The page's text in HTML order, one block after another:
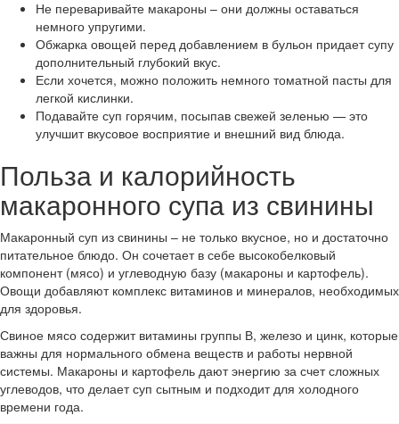
Не переваривайте макароны – они должны оставаться
немного упругими.
Обжарка овощей перед добавлением в бульон придает супу
дополнительный глубокий вкус.
Если хочется, можно положить немного томатной пасты для
легкой кислинки.
Подавайте суп горячим, посыпав свежей зеленью — это
улучшит вкусовое восприятие и внешний вид блюда.
Польза и калорийность
макаронного супа из свинины
Макаронный суп из свинины – не только вкусное, но и достаточно
питательное блюдо. Он сочетает в себе высокобелковый
компонент (мясо) и углеводную базу (макароны и картофель).
Овощи добавляют комплекс витаминов и минералов, необходимых
для здоровья.
Свиное мясо содержит витамины группы В, железо и цинк, которые
важны для нормального обмена веществ и работы нервной
системы. Макароны и картофель дают энергию за счет сложных
углеводов, что делает суп сытным и подходит для холодного
времени года.